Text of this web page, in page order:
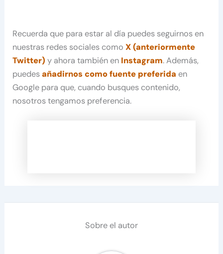
Recuerda que para estar al día puedes seguirnos en
nuestras redes sociales comoX (anteriormente
Twitter) y ahora también en Instagram. Además,
puedesañadirnos como fuente preferida en
Google para que, cuando busques contenido,
nosotros tengamos preferencia.
Sobre el autor